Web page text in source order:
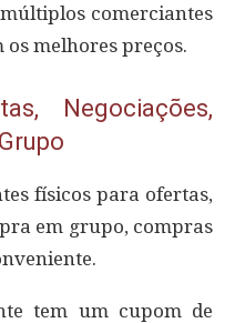
comerciantes
os melhores preços.
Negociações,
físicos para ofertas,
em grupo, compras
tem um cupom de